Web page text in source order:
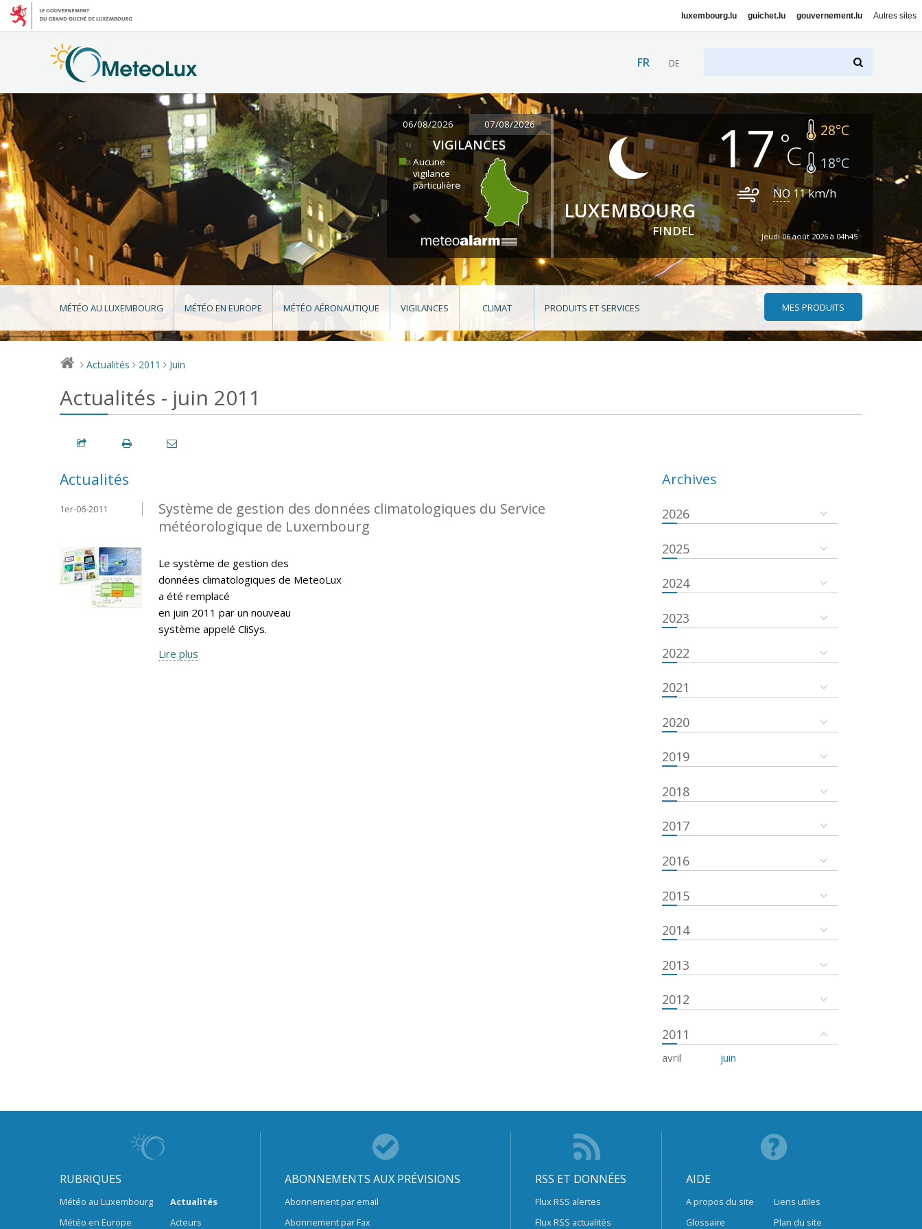
luxembourg.lu guichet.lu gouvernement.lu Autres sites
FR DE
06/08/2026 07/08/2026
VIGILANCES
Aucune
vigilance
particulière
LUXEMBOURG
FINDEL
17 28°C
18°C
NO 11km/h
Jeudi 06 août 2026 à 04h45
MÉTÉO AU LUXEMBOURG MÉTÉO EN EUROPE MÉTÉO AÉRONAUTIQUE VIGILANCES CLIMAT PRODUITS ET SERVICES MES PRODUITS
> Actualités > 2011 > Juin
Actualités - juin 2011
Actualités
Système de gestion des données climatologiques du Service
météorologique de Luxembourg
1er-06-2011
Le système de gestion des
données climatologiques de MeteoLux
a été remplacé
en juin 2011 par un nouveau
système appelé CliSys.
Lire plus
Archives
2026
2025
2024
2023
2022
2021
2020
2019
2018
2017
2016
2015
2014
2013
2012
2011
avril juin
RUBRIQUES
Météo au Luxembourg
Météo en Europe
Actualités
Acteurs
ABONNEMENTS AUX PRÉVISIONS
Abonnement par email
Abonnement par Fax
RSS ET DONNÉES
Flux RSS alertes
Flux RSS actualités
AIDE
A propos du site
Glossaire
Liens utiles
Plan du site